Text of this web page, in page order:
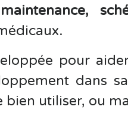
pour
dans
bien utiliser, ou